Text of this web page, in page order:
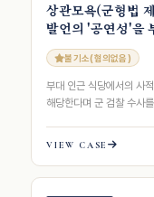
상관모욕(군형법
발언의 '공연성'을
불기소(혐의없음)
부대 인근 식당에서의 사
해당한다며 군 검찰 수사
VIEW CASE